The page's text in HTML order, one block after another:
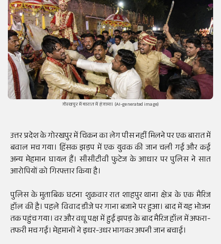
गोरखपुर में बारात में हंगामा। (AI-generated image)
उत्तर प्रदेश के गोरखपुर में चिकन का लेग पीस नहीं मिलने पर एक बारात में
बवाल मच गया। हिंसक झड़प में एक युवक की जान चली गई और कई
अन्य मेहमान घायल हैं। सीसीटीवी फुटेज के आधार पर पुलिस ने सात
आरोपियों को गिरफ्तार किया है।
पुलिस के मुताबिक घटना शुक्रवार रात शाहपुर थाना क्षेत्र के एक मैरिज
हॉल की है। पहले विवाद डीजे पर गाना बजाने पर हुआ। बाद में यह भोजन
तक पहुंच गया। वर और वधू पक्ष में हुई झपड़ के बाद मैरिज हॉल में अफरा-
तफरी मच गई। मेहमानों ने इधर-उधर भागकर अपनी जान बचाई।